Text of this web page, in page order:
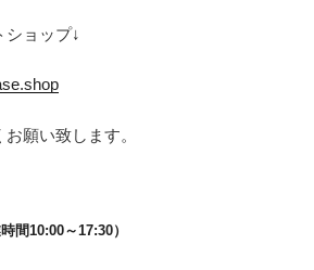
ョップ↓
願い致します。
間10:00～17:30）